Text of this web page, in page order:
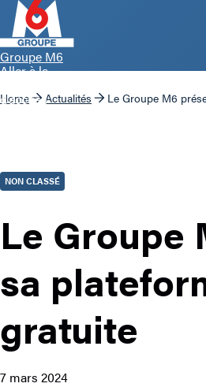
Groupe M6
Aller à la
d’accueil
Home Actualités Le Groupe M6
NON CLASSÉ
Le Groupe
sa
gratuite
7 mars 2024